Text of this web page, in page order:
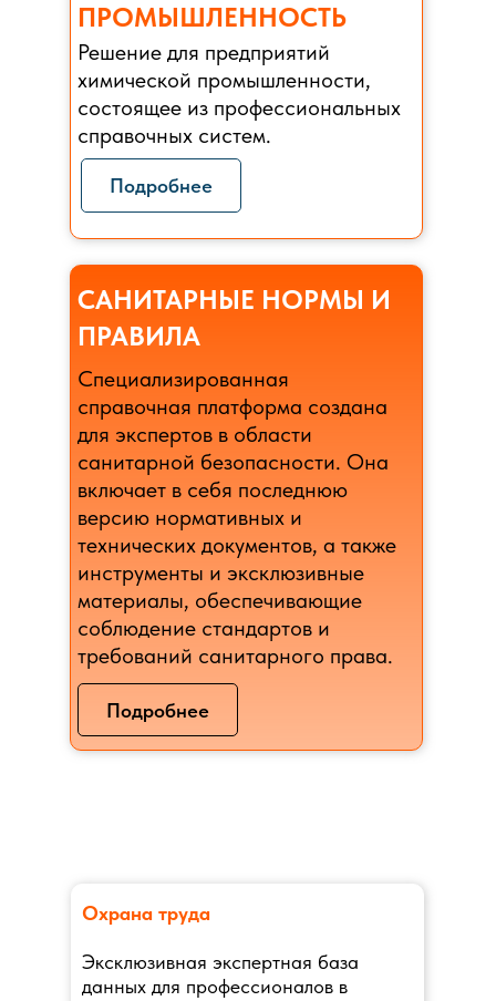
ПРОМЫШЛЕННОСТЬ
САНИТАРНЫЕ НОРМЫ И
ПРАВИЛА
Решение для предприятий
химической промышленности,
состоящее из профессиональных
справочных систем.
Специализированная
справочная платформа создана
для экспертов в области
санитарной безопасности. Она
включает в себя последнюю
версию нормативных и
технических документов, а также
инструменты и эксклюзивные
материалы, обеспечивающие
соблюдение стандартов и
требований санитарного права.
Подробнее
Подробнее
Охрана труда
Эксклюзивная экспертная база
данных для профессионалов в